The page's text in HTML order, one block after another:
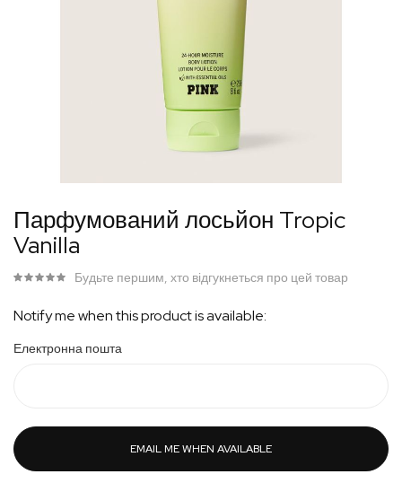
початку
зображень
Парфумований лосьйон Tropic
Vanilla
Будьте першим, хто відгукнеться про цей товар
Notify me when this product is available:
Електронна пошта
EMAIL ME WHEN AVAILABLE